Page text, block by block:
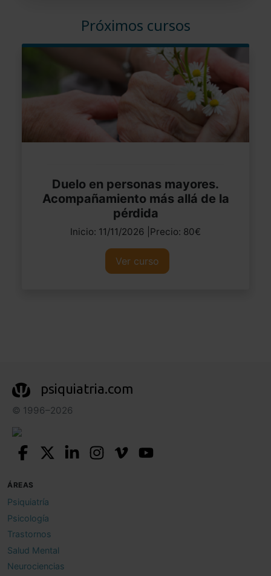
Próximos cursos
Duelo en personas mayores.
Acompañamiento más allá de la
pérdida
Inicio: 11/11/2026 |Precio: 80€
Ver curso
psiquiatria.com
© 1996–2026
ÁREAS
Psiquiatría
Psicología
Trastornos
Salud Mental
Neurociencias